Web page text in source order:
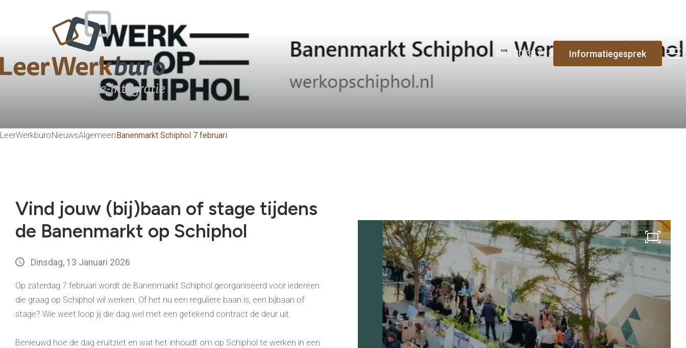
085 30 30 213 Informatiegesprek
Re-integratie
Modulaire dienstverlening
WerkFit maken re-integratie
WerkFit in combinatie met Budgetcoaching
NaarWerk re-integratie
WerkBehoud
Starten als zelfstandige
Budgetcoaching
Jobcenter & jobhunting
Loopbaancoaching
Ons testcentrum
Uitkeringsinstantie
LeerWerkburoNieuwsAlgemeenBanenmarkt Schiphol 7 februari
Vind jouw (bij)baan of stage tijdens
de Banenmarkt op Schiphol
Dinsdag, 13 Januari 2026
Op zaterdag 7 februari wordt de Banenmarkt Schiphol georganiseerd voor iedereen
die graag op Schiphol wil werken. Of het nu een reguliere baan is, een bijbaan of
stage? Wie weet loop jij die dag wel met een getekend contract de deur uit.
Benieuwd hoe de dag eruitziet en wat het inhoudt om op Schiphol te werken in een